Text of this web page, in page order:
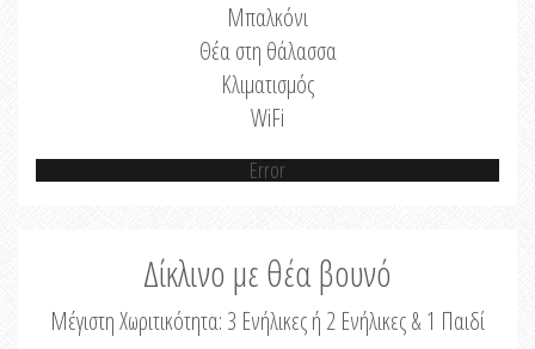
Μπαλκόνι
Θέα στη θάλασσα
Κλιματισμός
WiFi
Error
Δίκλινο με θέα βουνό
Μέγιστη Χωριτικότητα: 3 Ενήλικες ή 2 Ενήλικες & 1 Παιδί